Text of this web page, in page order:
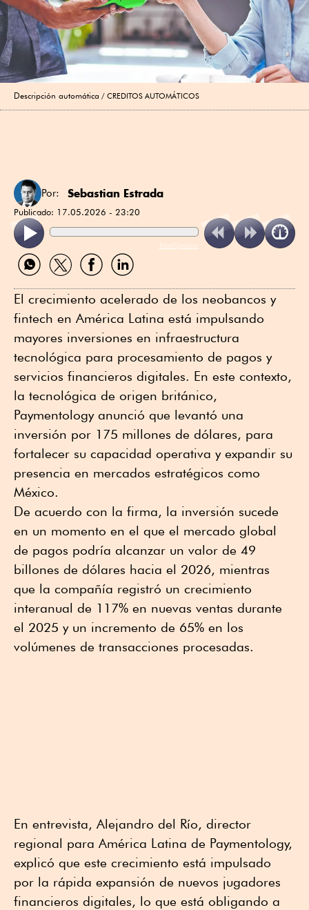
Descripción automática CREDITOS AUTOMÁTICOS
Por: Sebastian Estrada
Publicado: 17.05.2026 - 23:20
ReadSpeaker
Compartir
por
Compartir
por
Compartir
por
Compartir
por
El crecimiento acelerado de los neobancos y
fintech en América Latina está impulsando
mayores inversiones en infraestructura
tecnológica para procesamiento de pagos y
servicios financieros digitales. En este contexto,
la tecnológica de origen británico,
Paymentology anunció que levantó una
inversión por 175 millones de dólares, para
fortalecer su capacidad operativa y expandir su
presencia en mercados estratégicos como
México.
De acuerdo con la firma, la inversión sucede
en un momento en el que el mercado global
de pagos podría alcanzar un valor de 49
billones de dólares hacia el 2026, mientras
que la compañía registró un crecimiento
interanual de 117% en nuevas ventas durante
el 2025 y un incremento de 65% en los
volúmenes de transacciones procesadas.
En entrevista, Alejandro del Río, director
regional para América Latina de Paymentology,
explicó que este crecimiento está impulsado
por la rápida expansión de nuevos jugadores
financieros digitales, lo que está obligando a